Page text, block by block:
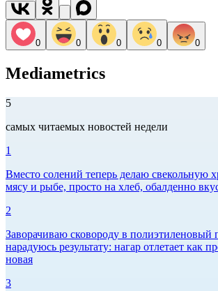
0 0 0 0 0
Mediametrics
5
самых читаемых новостей недели
1
Вместо солений теперь делаю свекольную
мясу и рыбе, просто на хлеб, обалденно
2
Заворачиваю сковороду в полиэтиленовый
нарадуюсь результату: нагар отлетает как
новая
3